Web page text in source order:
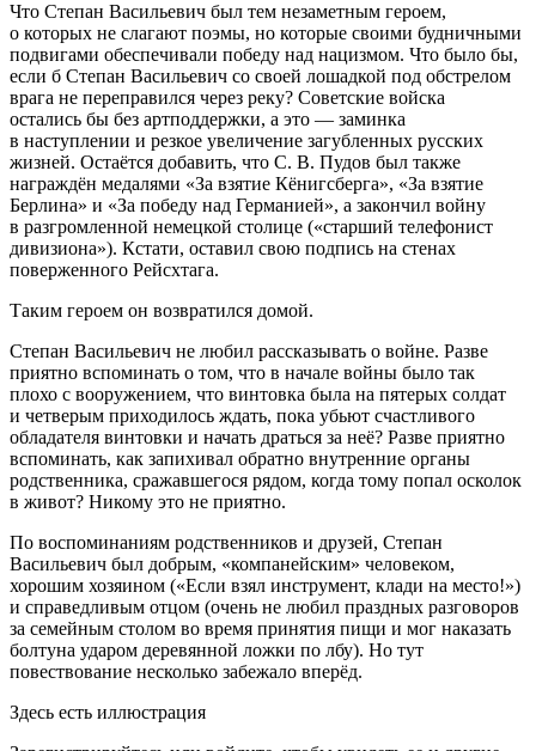
Что Степан Васильевич был тем незаметным героем,
о которых не слагают поэмы, но которые своими будничными
подвигами обеспечивали победу над нацизмом. Что было бы,
если б Степан Васильевич со своей лошадкой под обстрелом
врага не переправился через реку? Советские войска
остались бы без артподдержки, а это — заминка
в наступлении и резкое увеличение загубленных русских
жизней. Остаётся добавить, что С. В. Пудов был также
награждён медалями «За взятие Кёнигсберга», «За взятие
Берлина» и «За победу над Германией», а закончил войну
в разгромленной немецкой столице («старший телефонист
дивизиона»). Кстати, оставил свою подпись на стенах
поверженного Рейсхтага.
Таким героем он возвратился домой.
Степан Васильевич не любил рассказывать о войне. Разве
приятно вспоминать о том, что в начале войны было так
плохо с вооружением, что винтовка была на пятерых солдат
и четверым приходилось ждать, пока убьют счастливого
обладателя винтовки и начать драться за неё? Разве приятно
вспоминать, как запихивал обратно внутренние органы
родственника, сражавшегося рядом, когда тому попал осколок
в живот? Никому это не приятно.
По воспоминаниям родственников и друзей, Степан
Васильевич был добрым, «компанейским» человеком,
хорошим хозяином («Если взял инструмент, клади на место!»)
и справедливым отцом (очень не любил праздных разговоров
за семейным столом во время принятия пищи и мог наказать
болтуна ударом деревянной ложки по лбу). Но тут
повествование несколько забежало вперёд.
Здесь есть иллюстрация